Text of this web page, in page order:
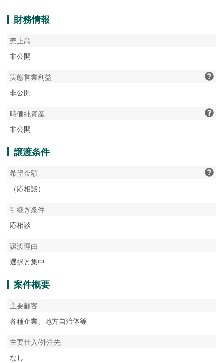
財務情報
売上高
非公開
実態営業利益
非公開
時価純資産
非公開
譲渡条件
希望金額
（応相談）
引継ぎ条件
応相談
譲渡理由
選択と集中
案件概要
主要顧客
各種企業、地方自治体等
主要仕入/外注先
なし